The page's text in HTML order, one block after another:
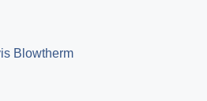
Blowtherm